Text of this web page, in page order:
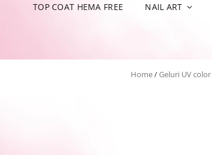
TOP COAT HEMA FREE NAIL ART
Home/Geluri UV color